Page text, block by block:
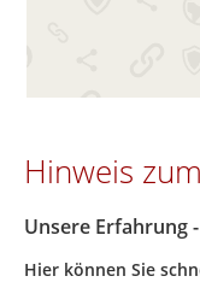
Hinweis
Unsere Erfahrung
Hier können Sie